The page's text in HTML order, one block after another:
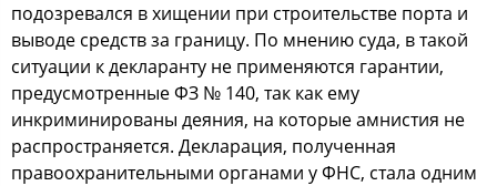
подозревался в хищении при строительстве порта и
выводе средств за границу. По мнению суда, в такой
ситуации к декларанту не применяются гарантии,
предусмотренные ФЗ № 140, так как ему
инкриминированы деяния, на которые амнистия не
распространяется. Декларация, полученная
правоохранительными органами у ФНС, стала одним